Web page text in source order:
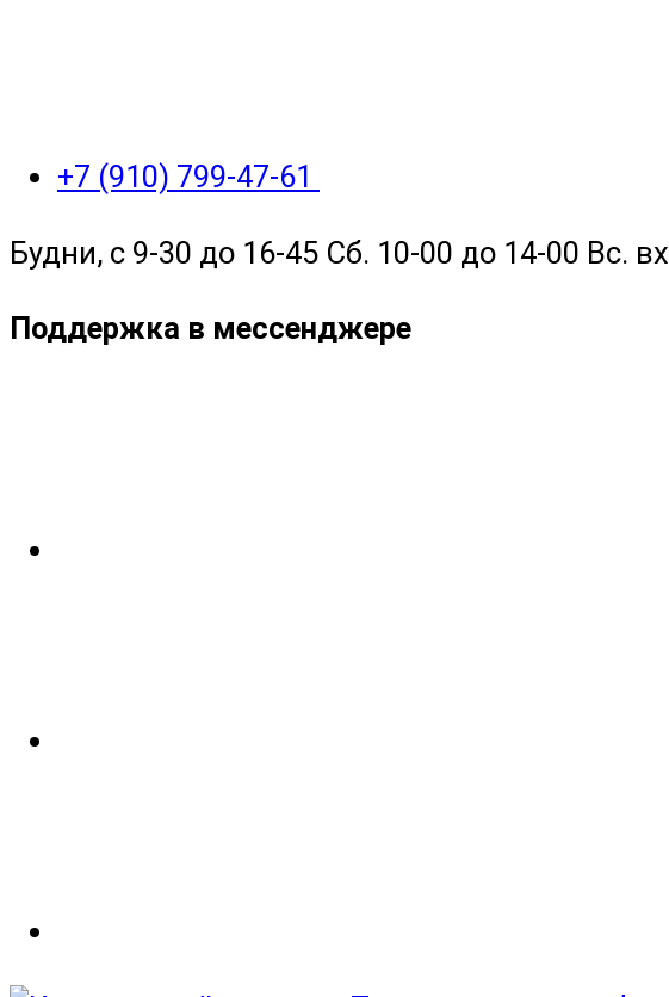
+7 (910) 799-47-61
Будни, с 9-30 до 16-45 Сб. 10-00 до 14-00 Вс. вх
Поддержка в мессенджере